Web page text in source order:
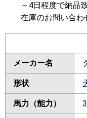
～4日程度で納品
在庫のお問い合わ
メーカー名
形状
馬力（能力）